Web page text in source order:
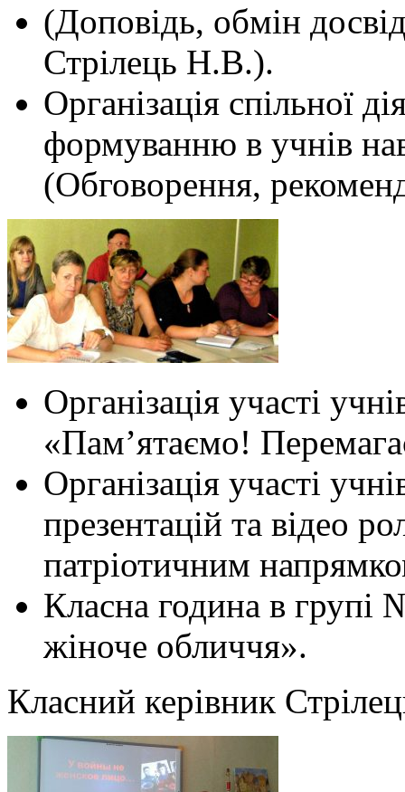
(Доповідь, обмін
Стрілець Н.В.).
Організація спільної
формуванню в учнів
(Обговорення,
Організація участі
«Пам’ятаємо!
Організація участі
презентацій та відео
патріотичним
Класна година в
жіноче обличчя».
Класний керівник